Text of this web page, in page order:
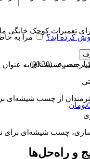
کرده اید؟ مرا به
مصرف(00:
30
)
تومان
تعمیرات کوچک خانگی
چسب شیشه‌ای به
از چسب شیشه‌ای
چسب شیشه‌ای برای
و راه‌حل‌ها